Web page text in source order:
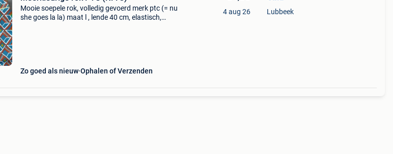
Mooie soepele rok, volledig gevoerd merk ptc (= nu
she goes la la) maat l , lende 40 cm, elastisch,
Zo goed als nieuw Ophalen of Verzenden
4 aug 26 Lubbeek